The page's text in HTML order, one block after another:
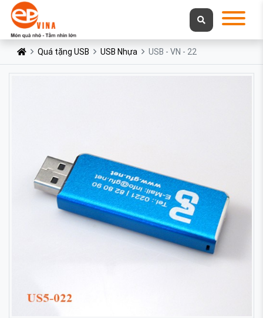
Quá tặng USB USB Nhựa USB - VN - 22